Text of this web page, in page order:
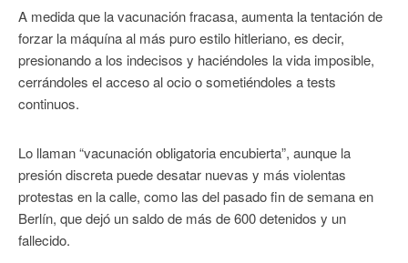
A medida que la vacunación fracasa, aumenta la tentación de
forzar la máquína al más puro estilo hitleriano, es decir,
presionando a los indecisos y haciéndoles la vida imposible,
cerrándoles el acceso al ocio o sometiéndoles a tests
continuos.
Lo llaman “vacunación obligatoria encubierta”, aunque la
presión discreta puede desatar nuevas y más violentas
protestas en la calle, como las del pasado fin de semana en
Berlín, que dejó un saldo de más de 600 detenidos y un
fallecido.